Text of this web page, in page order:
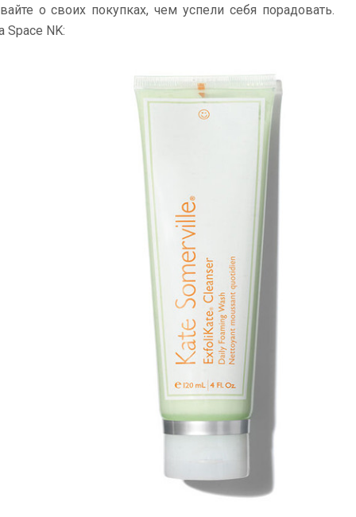
о своих покупках, чем успели себя порадовать.
Space NK: